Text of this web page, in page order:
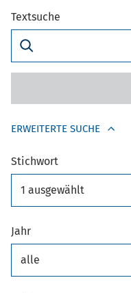
Textsuche
ERWEITERTE SUCHE
Stichwort
1 ausgewählt
Jahr
alle